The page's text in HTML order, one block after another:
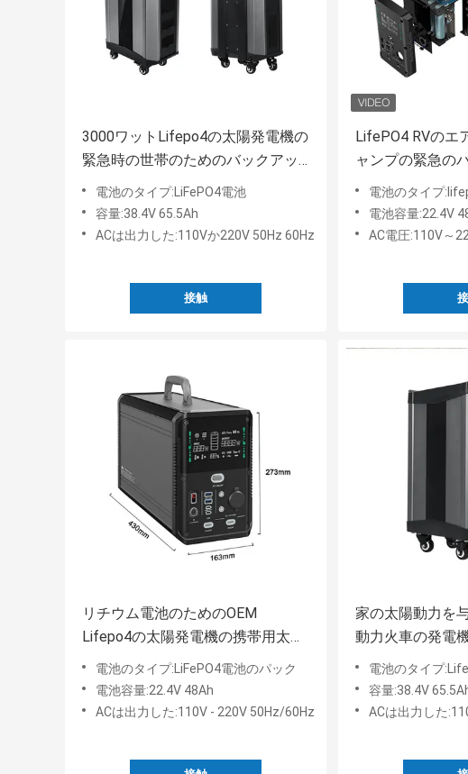
3000ワットLifepo4の太陽発電機の
緊急時の世帯のためのバックアッ
プ太陽エネルギーシステム
電池のタイプ:LiFePO4電池
容量:38.4V 65.5Ah
ACは出力した:110Vか220V 50Hz 60Hz
接触
LifePO4 RVのエ
ャンプの緊急の
エネルギーシス
電池のタイプ
電池容量:22.4V
AC電圧:110V～
リチウム電池のためのOEM
Lifepo4の太陽発電機の携帯用太陽
電池パネル
電池のタイプ:LiFePO4電池のパック
電池容量:22.4V 48Ah
ACは出力した:110V - 220V 50Hz/60Hz
家の太陽動力を
動力火車の発電
電池
電池のタイプ
容量:38.4V
ACは出力した